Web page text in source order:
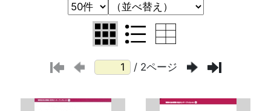
/ 2ページ